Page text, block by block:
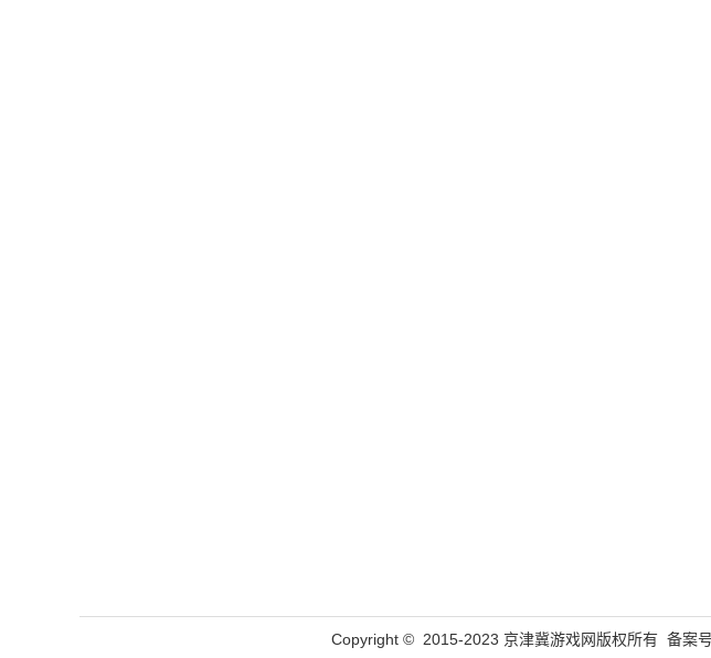
Copyright © 2015-2023 京津冀游戏网版权所有 备案号